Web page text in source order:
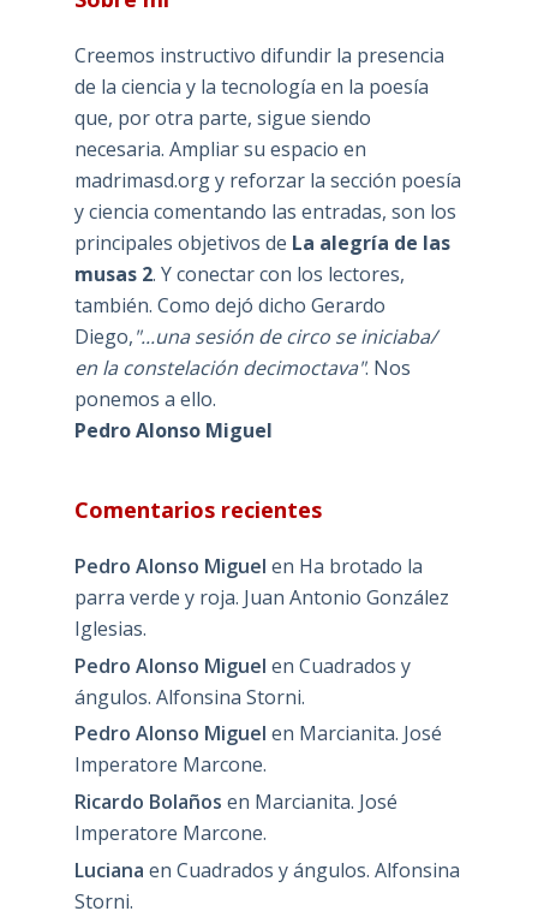
Creemos instructivo difundir la presencia
de la ciencia y la tecnología en la poesía
que, por otra parte, sigue siendo
necesaria. Ampliar su espacio en
madrimasd.org y reforzar la sección poesía
y ciencia comentando las entradas, son los
principales objetivos de La alegría de las
musas 2. Y conectar con los lectores,
también. Como dejó dicho Gerardo
Diego,"...una sesión de circo se iniciaba/
en la constelación decimoctava". Nos
ponemos a ello.
Pedro Alonso Miguel
Comentarios recientes
Pedro Alonso Miguel en Ha brotado la
parra verde y roja. Juan Antonio González
Iglesias.
Pedro Alonso Miguel en Cuadrados y
ángulos. Alfonsina Storni.
Pedro Alonso Miguel en Marcianita. José
Imperatore Marcone.
Ricardo Bolaños en Marcianita. José
Imperatore Marcone.
Luciana en Cuadrados y ángulos. Alfonsina
Storni.